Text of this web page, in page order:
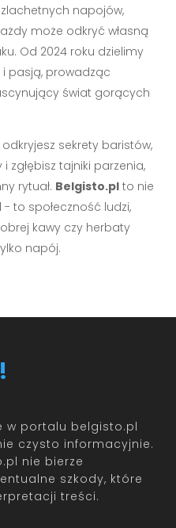
napojów,
może odkryć własną
Od 2024 roku dzielimy
pasją, prowadząc
świat gorących
sekrety baristów,
zgłębisz tajniki parzenia,
rytuał. Belgisto.pl to nie
to społeczność ludzi,
kawy czy herbaty
napój.
w portalu belgisto.pl
czysto informacyjnie.
nie bierze
szkody, które
treści.